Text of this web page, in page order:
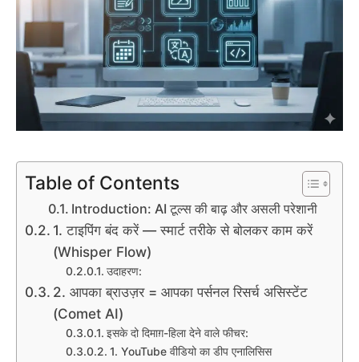
Table of Contents
Introduction: AI टूल्स की बाढ़ और असली परेशानी
1. टाइपिंग बंद करें — स्मार्ट तरीके से बोलकर काम करें
(Whisper Flow)
उदाहरण:
2. आपका ब्राउज़र = आपका पर्सनल रिसर्च असिस्टेंट
(Comet AI)
इसके दो दिमाग़-हिला देने वाले फीचर:
1. YouTube वीडियो का डीप एनालिसिस